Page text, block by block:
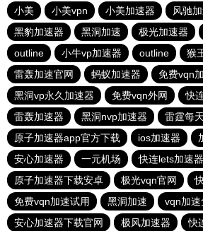
小美
小美vpn 小美加速器 风驰
黑豹加速器
黑洞加速 极光加速器
outline
小牛vp加速器 outline 猴
雷轰加速官网
蚂蚁加速器
免费vqn
黑洞vp永久加速器
免费vqn外网 快
雷轰加速器
黑洞nvp加速器
雷霆每
原子加速器app官方下载
ios加速器
安心加速器
一元机场
快连lets加速器
原子加速器下载安卓
极光vqn官网
免费vqn加速试用
黑洞加速 vqn加速
安心加速器下载官网
极风加速器 快